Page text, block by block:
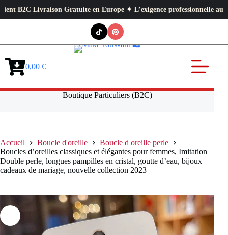
Gratuite en Europe ✦ L’exigence professionnelle au service de
Panier0,00 €
Boutique Particuliers (B2C)
Accueil Boucle d'oreille
Boucle d oreille perle
Boucles d’oreilles classiques et élégantes pour femmes, Imitation
Double perle, longues pampilles en cristal, goutte d’eau, bijoux
cadeaux de mariage, nouvelle collection 2023